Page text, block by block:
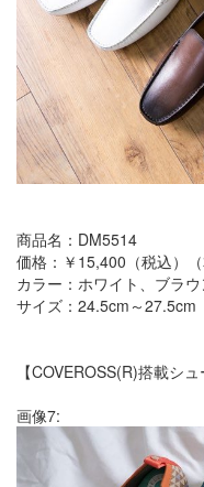
商品名：DM5514
価格：￥15,400（税込）
カラー：ホワイト、ブラ
サイズ：24.5cm～27.5cm
【COVEROSS(R)搭載シ
画像7: